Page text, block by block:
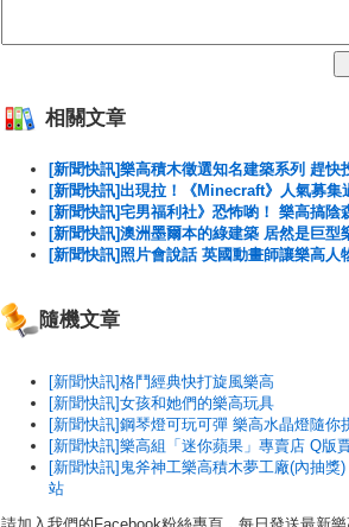
相關文章
[新聞快訊]樂高積木徵選知名建築系列 趕快
[新聞快訊]出現拉！《Minecraft》人氣募
[新聞快訊]宅男福利社》恐怖喲！ 樂高搞陰
[新聞快訊]澳洲墨爾本的綠建築 居然是巨型
[新聞快訊]照片會說話 英國動畫師讓樂高人
隨機文章
[新聞快訊]格鬥經典快打旋風樂高
[新聞快訊]女孩和她們的樂高玩具
[新聞快訊]鋼琴燈可玩可彈 樂高水晶燈隨你
[新聞快訊]樂高組「迷你蘋果」專賣店 Q版
[新聞快訊]鬼斧神工樂高積木夢工廠(內抽獎
站